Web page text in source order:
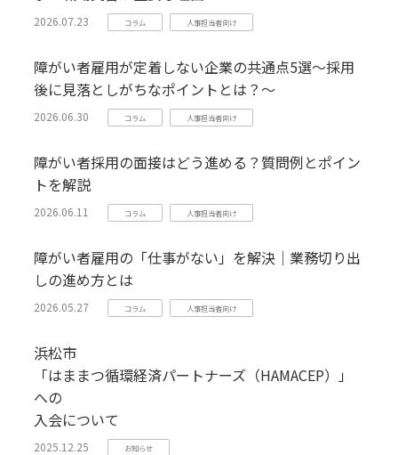
2026.07.23 コラム 人事担当者向け
障がい者雇用が定着しない企業の共通点5選～採用
後に見落としがちなポイントとは？～
2026.06.30 コラム 人事担当者向け
障がい者採用の面接はどう進める？質問例とポイン
トを解説
2026.06.11 コラム 人事担当者向け
障がい者雇用の「仕事がない」を解決｜業務切り出
しの進め方とは
2026.05.27 コラム 人事担当者向け
浜松市
「はままつ循環経済パートナーズ（HAMACEP）」
への
入会について
2025.12.25 お知らせ